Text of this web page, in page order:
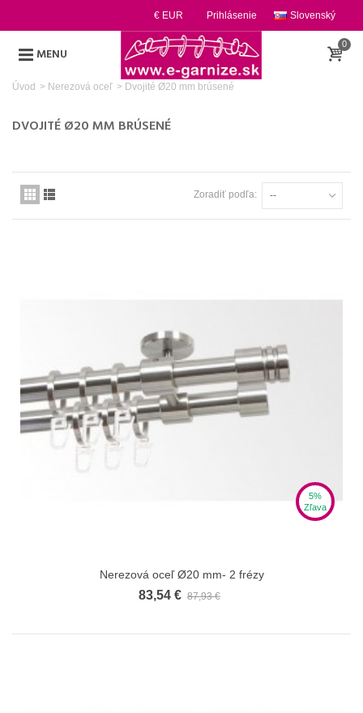
Slovenský
Prihlásenie
€ EUR
MENU
0
Úvod > Nerezová oceľ > Dvojité Ø20 mm brúsené
DVOJITÉ Ø20 MM BRÚSENÉ
Zoradiť podľa: --
5%
Zľava
Nerezová oceľ Ø20 mm- 2 frézy
83,54 € 87,93 €